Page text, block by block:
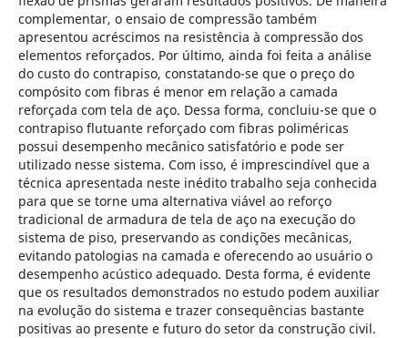
complementar, o ensaio de compressão também
apresentou acréscimos na resistência à compressão dos
elementos reforçados. Por último, ainda foi feita a análise
do custo do contrapiso, constatando-se que o preço do
compósito com fibras é menor em relação a camada
reforçada com tela de aço. Dessa forma, concluiu-se que o
contrapiso flutuante reforçado com fibras poliméricas
possui desempenho mecânico satisfatório e pode ser
utilizado nesse sistema. Com isso, é imprescindível que a
técnica apresentada neste inédito trabalho seja conhecida
para que se torne uma alternativa viável ao reforço
tradicional de armadura de tela de aço na execução do
sistema de piso, preservando as condições mecânicas,
evitando patologias na camada e oferecendo ao usuário o
desempenho acústico adequado. Desta forma, é evidente
que os resultados demonstrados no estudo podem auxiliar
na evolução do sistema e trazer consequências bastante
positivas ao presente e futuro do setor da construção civil.